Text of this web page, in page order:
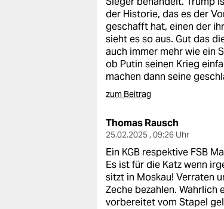
der Historie, das es der
geschafft hat, einen der
sieht es so aus. Gut das
auch immer mehr wie ein
ob Putin seinen Krieg
machen dann seine
zum Beitrag
Thomas Rausch
25.02.2025 , 09:26 Uhr
Ein KGB respektive FSB
Es ist für die Katz wenn
sitzt in Moskau! Verraten
Zeche bezahlen. Wahrlich
vorbereitet vom Stapel